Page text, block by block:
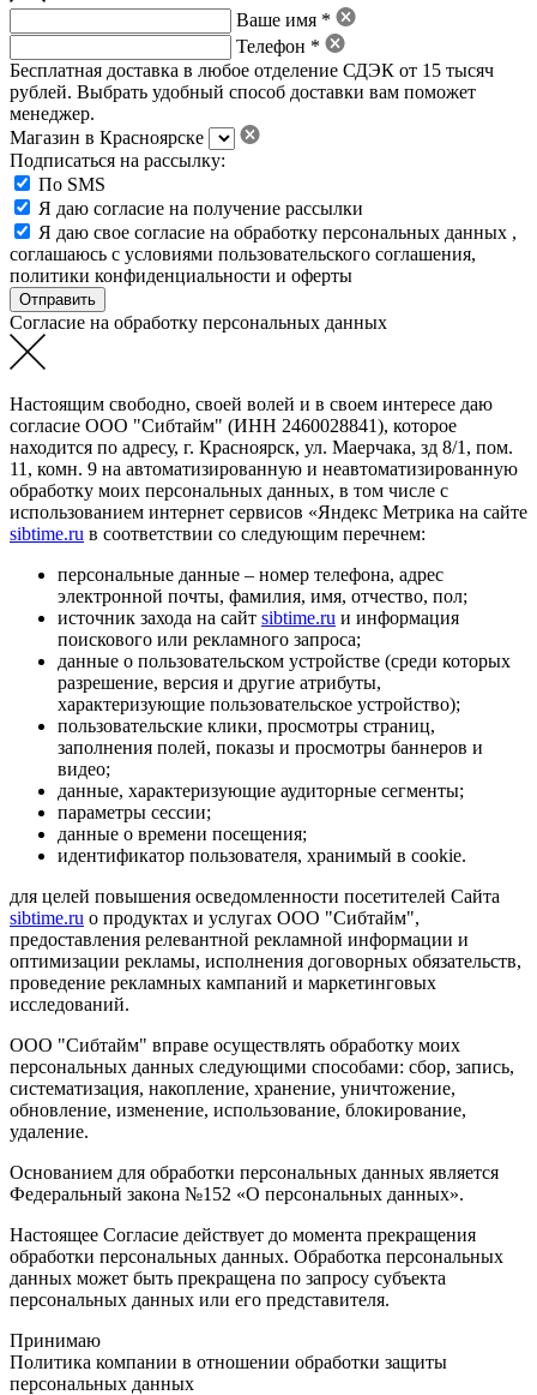
Ваше имя *
Телефон *
Бесплатная доставка в любое отделение СДЭК от 15 тысяч
рублей. Выбрать удобный способ доставки вам поможет
менеджер.
Магазин в Красноярске
Подписаться на рассылку:
По SMS
Я даю согласие на получение рассылки
Я даю свое согласие на обработку персональных данных ,
соглашаюсь с условиями пользовательского соглашения,
политики конфиденциальности и оферты
Согласие на обработку персональных данных
Настоящим свободно, своей волей и в своем интересе даю
согласие ООО "Сибтайм" (ИНН 2460028841), которое
находится по адресу, г. Красноярск, ул. Маерчака, зд 8/1, пом.
11, комн. 9 на автоматизированную и неавтоматизированную
обработку моих персональных данных, в том числе с
использованием интернет сервисов «Яндекс Метрика на сайте
sibtime.ru в соответствии со следующим перечнем:
персональные данные – номер телефона, адрес
электронной почты, фамилия, имя, отчество, пол;
источник захода на сайт sibtime.ru и информация
поискового или рекламного запроса;
данные о пользовательском устройстве (среди которых
разрешение, версия и другие атрибуты,
характеризующие пользовательское устройство);
пользовательские клики, просмотры страниц,
заполнения полей, показы и просмотры баннеров и
видео;
данные, характеризующие аудиторные сегменты;
параметры сессии;
данные о времени посещения;
идентификатор пользователя, хранимый в cookie.
для целей повышения осведомленности посетителей Сайта
sibtime.ru о продуктах и услугах ООО "Сибтайм",
предоставления релевантной рекламной информации и
оптимизации рекламы, исполнения договорных обязательств,
проведение рекламных кампаний и маркетинговых
исследований.
ООО "Сибтайм" вправе осуществлять обработку моих
персональных данных следующими способами: сбор, запись,
систематизация, накопление, хранение, уничтожение,
обновление, изменение, использование, блокирование,
удаление.
Основанием для обработки персональных данных является
Федеральный закона №152 «О персональных данных».
Настоящее Согласие действует до момента прекращения
обработки персональных данных. Обработка персональных
данных может быть прекращена по запросу субъекта
персональных данных или его представителя.
Принимаю
Политика компании в отношении обработки защиты
персональных данных